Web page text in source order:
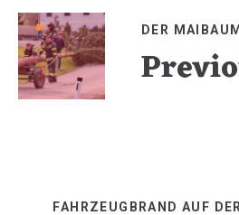
DER
FAHRZEUGBRAND AUF